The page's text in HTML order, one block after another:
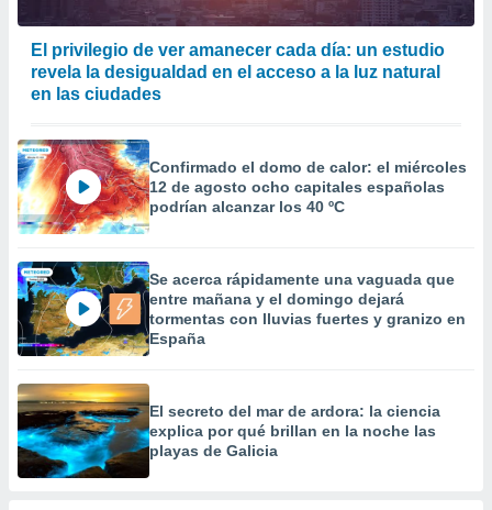
El privilegio de ver amanecer cada día: un estudio
revela la desigualdad en el acceso a la luz natural
en las ciudades
Confirmado el domo de calor: el miércoles
12 de agosto ocho capitales españolas
podrían alcanzar los 40 ºC
Se acerca rápidamente una vaguada que
entre mañana y el domingo dejará
tormentas con lluvias fuertes y granizo en
España
El secreto del mar de ardora: la ciencia
explica por qué brillan en la noche las
playas de Galicia